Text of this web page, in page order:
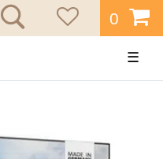
0
☰